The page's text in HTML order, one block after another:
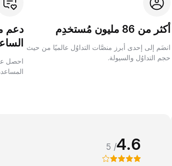
أكثر من 86 مليون مُستخدِم
انضَم إلى إحدى أبرز منصَّات التداوُل عالميًا من حيث
حجم التداوُل والسيولة.
دعم
احصل
4.6
/ 5